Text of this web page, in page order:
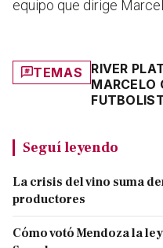
equipo que dirige
TEMAS RIVER
MARCELO
Seguí leyendo
La crisis del vino suma
productores
Cómo votó Mendoza la